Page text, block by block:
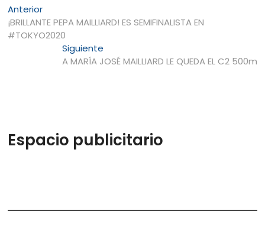
Navegación
de
entradas
AnteriorEntrada
anterior:
¡BRILLANTE PEPA MAILLIARD! ES SEMIFINALISTA EN
#TOKYO2020
SiguienteEntrada
siguiente:
A MARÍA JOSÉ MAILLIARD LE QUEDA EL C2 500m
Espacio publicitario